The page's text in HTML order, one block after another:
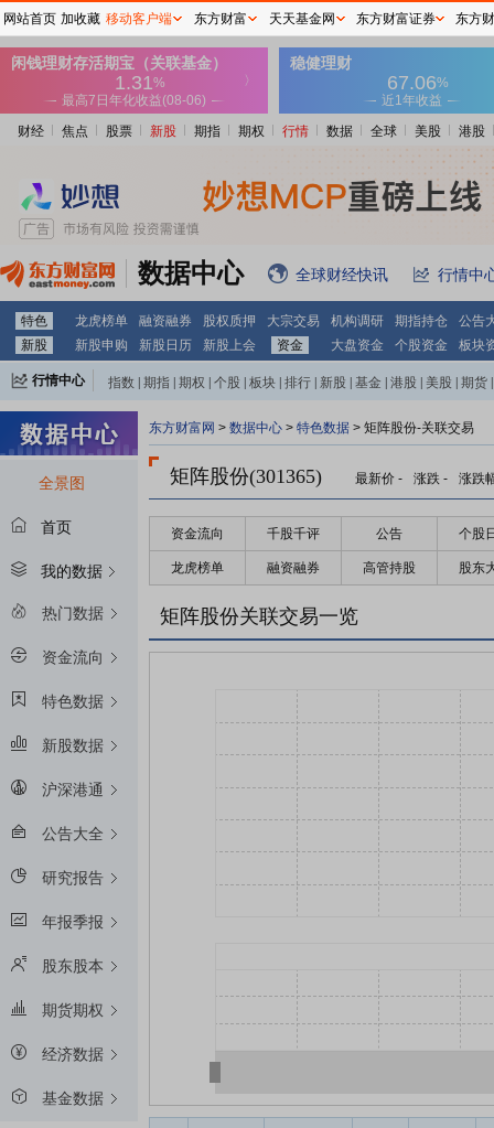
财经 焦点 股票 新股 期指 期权 行情 数据 全球 美股 港股
数据中心 全球财经快讯 行情中
特色 龙虎榜单 融资融券 股权质押 大宗交易 机构调研 期指持仓
公告
新股
新股申购 新股日历 新股上会 资金 大盘资金 个股资金 板块
行情中心 指数 期指 期权 个股 板块 排行 新股 基金 港股 美股 期货
全景图
首页
我的数据
热门数据
资金流向
特色数据
新股数据
沪深港通
公告大全
研究报告
年报季报
股东股本
期货期权
经济数据
基金数据
东方财富网 > 数据中心 > 特色数据 > 矩阵股份-关联交易
矩阵股份(301365) 最新价 - 涨跌 - 涨跌
资金流向 千股千评 公告 个股
龙虎榜单 融资融券 高管持股 股东
矩阵股份关联交易一览
网站首页 加收藏 移动客户端 东方财富 天天基金网 东方财富证券 东方